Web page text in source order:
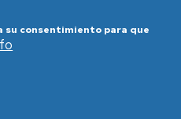
su consentimiento para que